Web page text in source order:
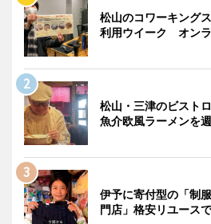
松山のコワーキング
利用ウイーク オン
松山・三津のビスト
魚介欧風ラーメンを
伊予に寄付型の「制
門店」格安リユース